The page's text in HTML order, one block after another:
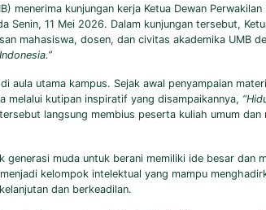
menerima kunjungan kerja Ketua Dewan
Senin, 11 Mei 2026. Dalam kunjungan tersebut,
mahasiswa, dosen, dan civitas akademika UMB
aula utama kampus. Sejak awal penyampaian
melalui kutipan inspiratif yang disampaikannya,
langsung membius peserta kuliah umum
generasi muda untuk berani memiliki ide besar dan
kelompok intelektual yang mampu
dan berkeadilan.